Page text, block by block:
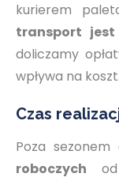
kurierem
transport
doliczamy
wpływa na koszt.
Czas
Poza sezonem
roboczych od